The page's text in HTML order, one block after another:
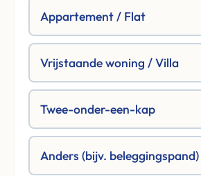
Appartement / Flat
Vrijstaande woning / Villa
Twee-onder-een-kap
Anders (bijv. beleggingspand)